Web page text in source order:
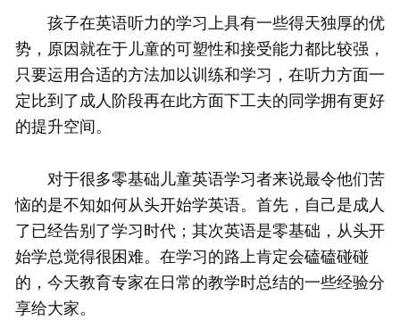
孩子在英语听力的学习上具有一些得天独厚的优
势，原因就在于儿童的可塑性和接受能力都比较强，
只要运用合适的方法加以训练和学习，在听力方面一
定比到了成人阶段再在此方面下工夫的同学拥有更好
的提升空间。
对于很多零基础儿童英语学习者来说最令他们苦
恼的是不知如何从头开始学英语。首先，自己是成人
了已经告别了学习时代；其次英语是零基础，从头开
始学总觉得很困难。在学习的路上肯定会磕磕碰碰
的，今天教育专家在日常的教学时总结的一些经验分
享给大家。